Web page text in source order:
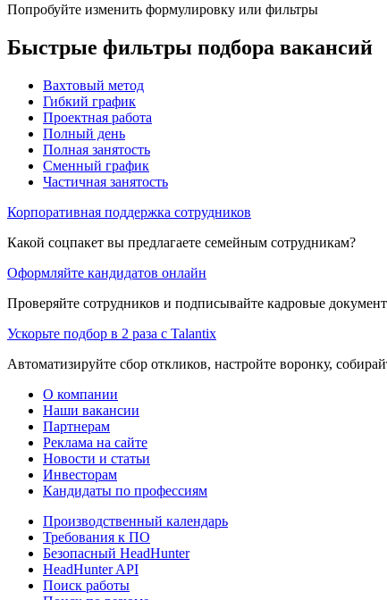
Попробуйте изменить формулировку или фильтры
Быстрые фильтры подбора вакансий
Вахтовый метод
Гибкий график
Проектная работа
Полный день
Полная занятость
Сменный график
Частичная занятость
Корпоративная поддержка сотрудников
Какой соцпакет вы предлагаете семейным сотрудникам?
Оформляйте кандидатов онлайн
Проверяйте сотрудников и подписывайте кадровые
Ускорьте подбор в 2 раза с Talantix
Автоматизируйте сбор откликов, настройте воронку,
О компании
Наши вакансии
Партнерам
Реклама на сайте
Новости и статьи
Инвесторам
Кандидаты по профессиям
Производственный календарь
Требования к ПО
Безопасный HeadHunter
HeadHunter API
Поиск работы